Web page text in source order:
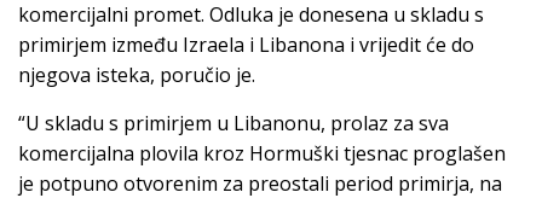
komercijalni promet. Odluka je donesena u skladu s
primirjem između Izraela i Libanona i vrijedit će do
njegova isteka, poručio je.
“U skladu s primirjem u Libanonu, prolaz za sva
komercijalna plovila kroz Hormuški tjesnac proglašen
je potpuno otvorenim za preostali period primirja, na